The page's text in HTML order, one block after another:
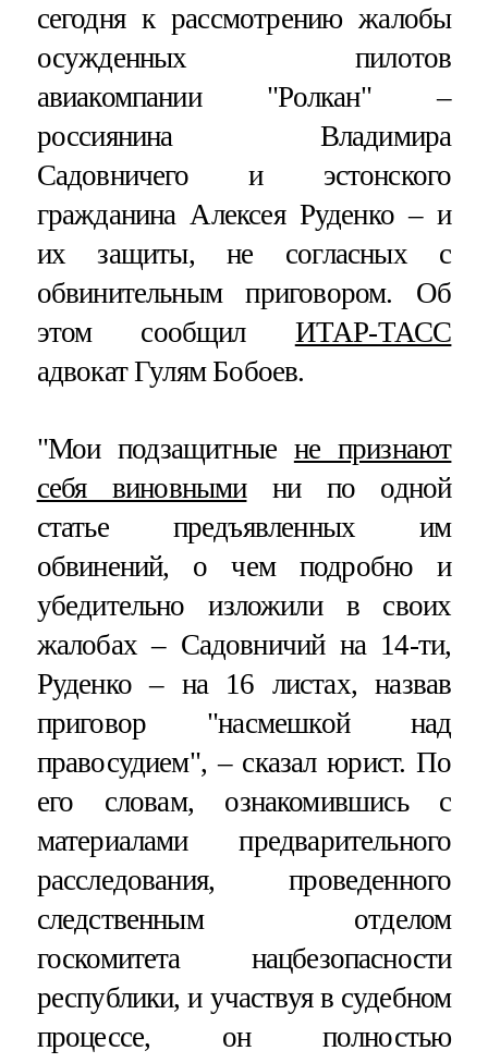
сегодня к рассмотрению жалобы
осужденных пилотов
авиакомпании "Ролкан" –
россиянина Владимира
Садовничего и эстонского
гражданина Алексея Руденко – и
их защиты, не согласных с
обвинительным приговором. Об
этом сообщил ИТАР-ТАСС
адвокат Гулям Бобоев.
"Мои подзащитные не признают
себя виновнымини по одной
статье предъявленных им
обвинений, о чем подробно и
убедительно изложили в своих
жалобах – Садовничий на 14-ти,
Руденко – на 16 листах, назвав
приговор "насмешкой над
правосудием", – сказал юрист. По
его словам, ознакомившись с
материалами предварительного
расследования, проведенного
следственным отделом
госкомитета нацбезопасности
республики, и участвуя в судебном
процессе, он полностью